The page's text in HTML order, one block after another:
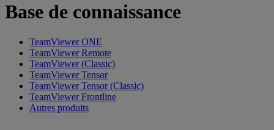
Base de connaissance
TeamViewer ONE
TeamViewer Remote
TeamViewer (Classic)
TeamViewer Tensor
TeamViewer Tensor (Classic)
TeamViewer Frontline
Autres produits